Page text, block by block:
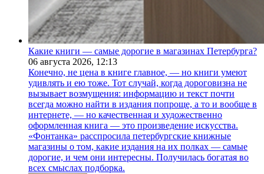
Какие книги — самые дорогие в магазинах Петербурга?
06 августа 2026, 12:13
Конечно, не цена в книге главное, — но книги умеют
удивлять и ею тоже. Тот случай, когда дороговизна не
вызывает возмущения: информацию и текст почти
всегда можно найти в издания попроще, а то и вообще в
интернете, — но качественная и художественно
оформленная книга — это произведение искусства.
«Фонтанка» расспросила петербургские книжные
магазины о том, какие издания на их полках — самые
дорогие, и чем они интересны. Получилась богатая во
всех смыслах подборка.